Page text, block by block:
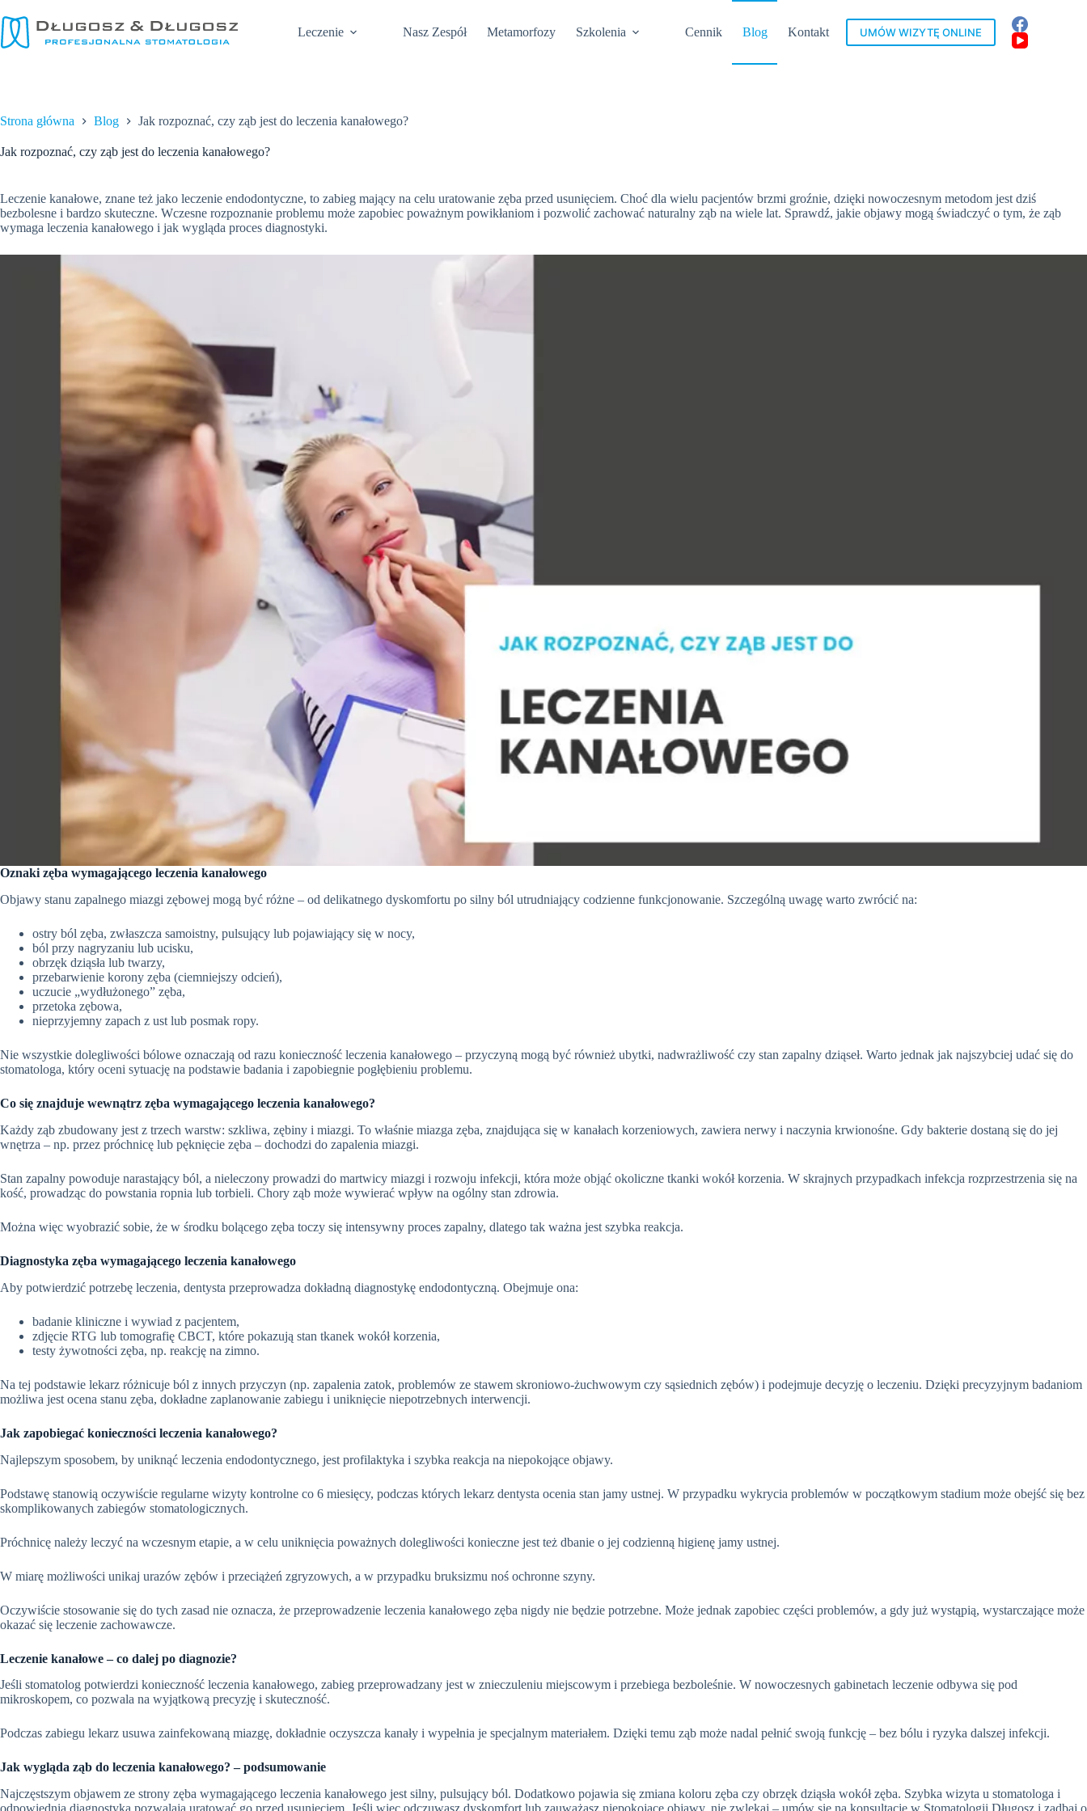
do
treści
Leczenie Nasz Zespół Metamorfozy Szkolenia Cennik Blog Kontakt Regulamin
UMÓW WIZYTĘ ONLINE
Strona główna Blog Jak rozpoznać, czy ząb jest do leczenia kanałowego?
Jak rozpoznać, czy ząb jest do leczenia kanałowego?
Leczenie kanałowe, znane też jako leczenie endodontyczne, to zabieg mający na celu uratowanie zęba przed usunięciem. Choć dla wielu pacjentów brzmi groźnie, dzięki nowoczesnym metodom jest dziś
bezbolesne i bardzo skuteczne. Wczesne rozpoznanie problemu może zapobiec poważnym powikłaniom i pozwolić zachować naturalny ząb na wiele lat. Sprawdź, jakie objawy mogą świadczyć o tym, że ząb
wymaga leczenia kanałowego i jak wygląda proces diagnostyki.
Oznaki zęba wymagającego leczenia kanałowego
Objawy stanu zapalnego miazgi zębowej mogą być różne – od delikatnego dyskomfortu po silny ból utrudniający codzienne funkcjonowanie. Szczególną uwagę warto zwrócić na:
ostry ból zęba, zwłaszcza samoistny, pulsujący lub pojawiający się w nocy,
ból przy nagryzaniu lub ucisku,
obrzęk dziąsła lub twarzy,
przebarwienie korony zęba (ciemniejszy odcień),
uczucie „wydłużonego” zęba,
przetoka zębowa,
nieprzyjemny zapach z ust lub posmak ropy.
Nie wszystkie dolegliwości bólowe oznaczają od razu konieczność leczenia kanałowego – przyczyną mogą być również ubytki, nadwrażliwość czy stan zapalny dziąseł. Warto jednak jak najszybciej udać się do
stomatologa, który oceni sytuację na podstawie badania i zapobiegnie pogłębieniu problemu.
Co się znajduje wewnątrz zęba wymagającego leczenia kanałowego?
Każdy ząb zbudowany jest z trzech warstw: szkliwa, zębiny i miazgi. To właśnie miazga zęba, znajdująca się w kanałach korzeniowych, zawiera nerwy i naczynia krwionośne. Gdy bakterie dostaną się do jej
wnętrza – np. przez próchnicę lub pęknięcie zęba – dochodzi do zapalenia miazgi.
Stan zapalny powoduje narastający ból, a nieleczony prowadzi do martwicy miazgi i rozwoju infekcji, która może objąć okoliczne tkanki wokół korzenia. W skrajnych przypadkach infekcja rozprzestrzenia się na
kość, prowadząc do powstania ropnia lub torbieli. Chory ząb może wywierać wpływ na ogólny stan zdrowia.
Można więc wyobrazić sobie, że w środku bolącego zęba toczy się intensywny proces zapalny, dlatego tak ważna jest szybka reakcja.
Diagnostyka zęba wymagającego leczenia kanałowego
Aby potwierdzić potrzebę leczenia, dentysta przeprowadza dokładną diagnostykę endodontyczną. Obejmuje ona:
badanie kliniczne i wywiad z pacjentem,
zdjęcie RTG lub tomografię CBCT, które pokazują stan tkanek wokół korzenia,
testy żywotności zęba, np. reakcję na zimno.
Na tej podstawie lekarz różnicuje ból z innych przyczyn (np. zapalenia zatok, problemów ze stawem skroniowo-żuchwowym czy sąsiednich zębów) i podejmuje decyzję o leczeniu. Dzięki precyzyjnym badaniom
możliwa jest ocena stanu zęba, dokładne zaplanowanie zabiegu i uniknięcie niepotrzebnych interwencji.
Jak zapobiegać konieczności leczenia kanałowego?
Najlepszym sposobem, by uniknąć leczenia endodontycznego, jest profilaktyka i szybka reakcja na niepokojące objawy.
Podstawę stanowią oczywiście regularne wizyty kontrolne co 6 miesięcy, podczas których lekarz dentysta ocenia stan jamy ustnej. W przypadku wykrycia problemów w początkowym stadium może obejść się bez
skomplikowanych zabiegów stomatologicznych.
Próchnicę należy leczyć na wczesnym etapie, a w celu uniknięcia poważnych dolegliwości konieczne jest też dbanie o jej codzienną higienę jamy ustnej.
W miarę możliwości unikaj urazów zębów i przeciążeń zgryzowych, a w przypadku bruksizmu noś ochronne szyny.
Oczywiście stosowanie się do tych zasad nie oznacza, że przeprowadzenie leczenia kanałowego zęba nigdy nie będzie potrzebne. Może jednak zapobiec części problemów, a gdy już wystąpią, wystarczające może
okazać się leczenie zachowawcze.
Leczenie kanałowe – co dalej po diagnozie?
Jeśli stomatolog potwierdzi konieczność leczenia kanałowego, zabieg przeprowadzany jest w znieczuleniu miejscowym i przebiega bezboleśnie. W nowoczesnych gabinetach leczenie odbywa się pod
mikroskopem, co pozwala na wyjątkową precyzję i skuteczność.
Podczas zabiegu lekarz usuwa zainfekowaną miazgę, dokładnie oczyszcza kanały i wypełnia je specjalnym materiałem. Dzięki temu ząb może nadal pełnić swoją funkcję – bez bólu i ryzyka dalszej infekcji.
Jak wygląda ząb do leczenia kanałowego? – podsumowanie
Najczęstszym objawem ze strony zęba wymagającego leczenia kanałowego jest silny, pulsujący ból. Dodatkowo pojawia się zmiana koloru zęba czy obrzęk dziąsła wokół zęba. Szybka wizyta u stomatologa i
odpowiednia diagnostyka pozwalają uratować go przed usunięciem. Jeśli więc odczuwasz dyskomfort lub zauważasz niepokojące objawy, nie zwlekaj – umów się na konsultację w Stomatologii Długosz i zadbaj o